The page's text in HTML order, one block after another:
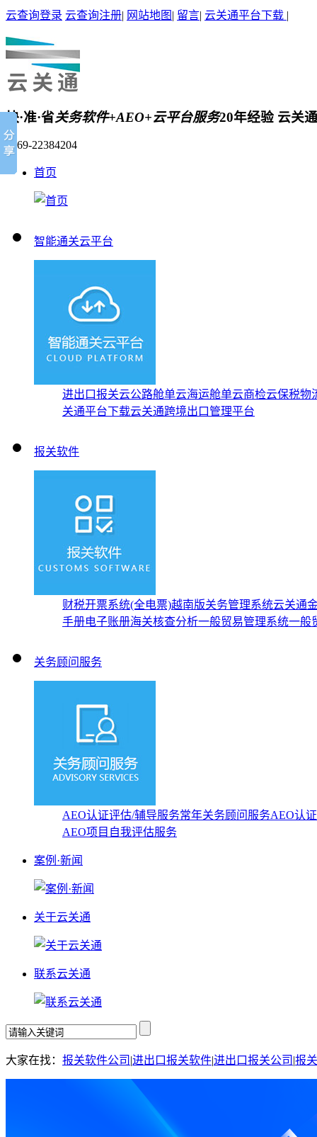
云查询登录 云查询注册| 网站地图 | 留言| 云关通平台下载 |
快·准·省关务软件+AEO+云平台服务20年经验 云关
0769-22384204
首页
智能通关云平台
进出口报关云公路舱单云海运舱单云商检云保税物
关通平台下载云关通跨境出口管理平台
报关软件
财税开票系统(全电票)越南版关务管理系统云关通
手册电子账册海关核查分析一般贸易管理系统一般
关务顾问服务
AEO认证评估/辅导服务常年关务顾问服务AEO认
AEO项目自我评估服务
案例·新闻
关于云关通
联系云关通
大家在找： 报关软件公司 |进出口报关软件|进出口报关公司 |报